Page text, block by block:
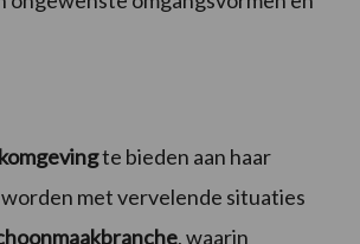
te bieden aan haar
met vervelende situaties
, waarin